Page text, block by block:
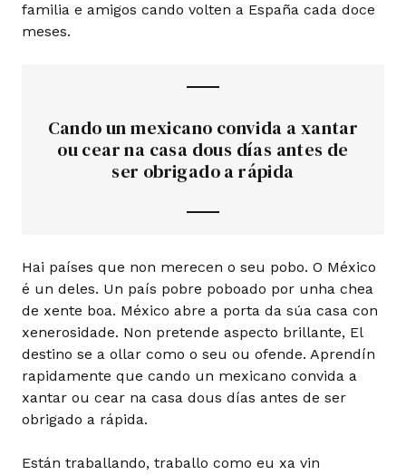
familia e amigos cando volten a España cada doce
meses.
Cando un mexicano convida a xantar
ou cear na casa dous días antes de
ser obrigado a rápida
Hai países que non merecen o seu pobo. O México
é un deles. Un país pobre poboado por unha chea
de xente boa. México abre a porta da súa casa con
xenerosidade. Non pretende aspecto brillante, El
destino se a ollar como o seu ou ofende. Aprendín
rapidamente que cando un mexicano convida a
xantar ou cear na casa dous días antes de ser
obrigado a rápida.
Están traballando, traballo como eu xa vin